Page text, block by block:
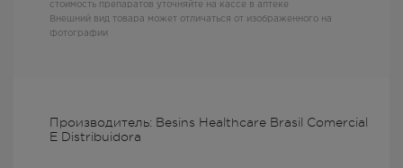
Производитель: Besins Healthcare Brasil Comercial
E Distribuidora
стоимость препаратов уточняйте на кассе в аптеке
Внешний вид товара может отличаться от изображенного на
фотографии